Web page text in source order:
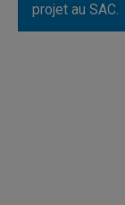
projet au SAC.